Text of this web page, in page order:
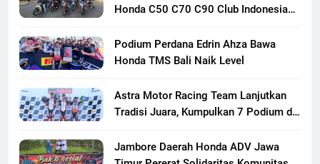
Honda C50 C70 C90 Club Indonesia
Persaudaraan Pecinta Motor Klasik
Honda
Podium Perdana Edrin Ahza Bawa
Honda TMS Bali Naik Level
Astra Motor Racing Team Lanjutkan
Tradisi Juara, Kumpulkan 7 Podium di
Jambore Daerah Honda ADV Jawa